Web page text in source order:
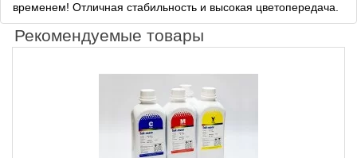
временем! Отличная стабильность и высокая цветопередача.
Рекомендуемые товары